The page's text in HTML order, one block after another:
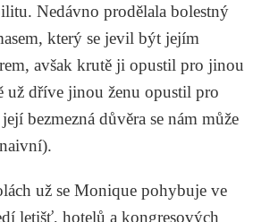
Nedávno prodělala bolestný
který se jevil být jejím
avšak krutě ji opustil pro jinou
už dříve jinou ženu opustil pro
bezmezná důvěra se nám může
už se Monique pohybuje ve
letišť, hotelů a kongresových